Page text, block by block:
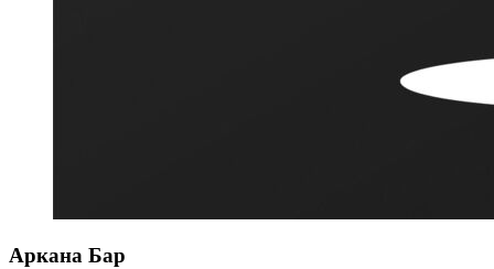
Аркана Бар